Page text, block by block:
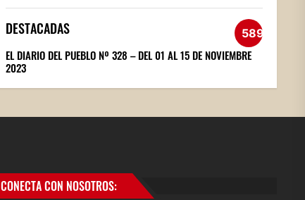
DESTACADAS 589
EL DIARIO DEL PUEBLO Nº 328 – DEL 01 AL 15 DE NOVIEMBRE
2023
CONECTA CON NOSOTROS: